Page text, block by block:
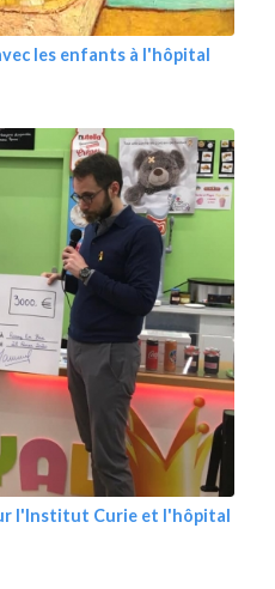
les enfants à l'hôpital
l'Institut Curie et l'hôpital